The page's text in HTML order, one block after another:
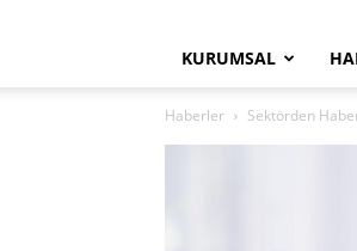
KURUMSAL
Haberler Sektörden